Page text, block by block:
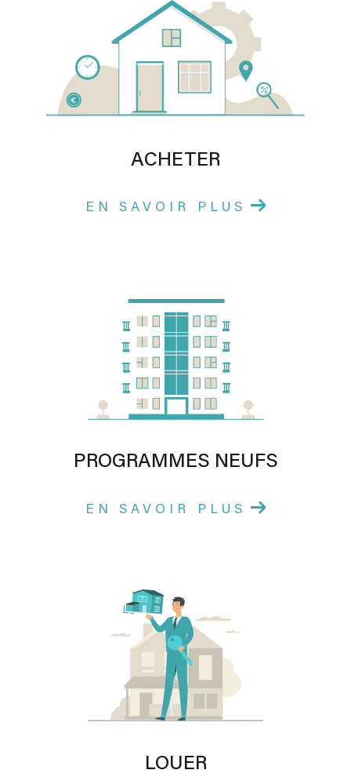
ACHETER
EN SAVOIR PLUS
PROGRAMMES NEUFS
EN SAVOIR PLUS
LOUER